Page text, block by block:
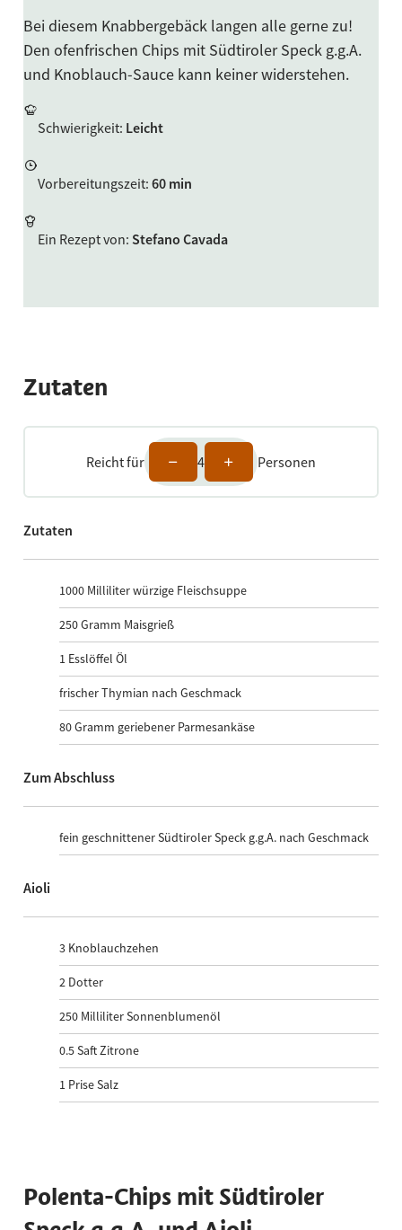
Bei diesem Knabbergebäck langen alle gerne zu!
Den ofenfrischen Chips mit Südtiroler Speck g.g.A.
und Knoblauch-Sauce kann keiner widerstehen.
Schwierigkeit: Leicht
Vorbereitungszeit: 60 min
Ein Rezept von: Stefano Cavada
Zutaten
Reicht für 4 Personen
Zutaten
1000 Milliliter würzige Fleischsuppe
250Gramm Maisgrieß
1 Esslöffel Öl
frischer Thymian nach Geschmack
80Gramm geriebener Parmesankäse
Zum Abschluss
fein geschnittener Südtiroler Speck g.g.A. nach Geschmack
Aioli
3 Knoblauchzehen
2 Dotter
250 Milliliter Sonnenblumenöl
0.5Saft Zitrone
1 Prise Salz
Polenta-Chips mit Südtiroler